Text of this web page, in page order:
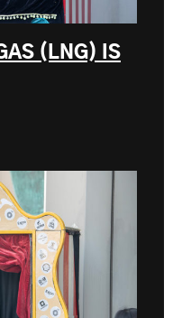
(LNG) IS